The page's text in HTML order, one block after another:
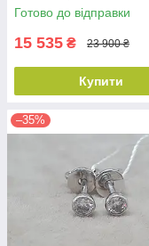
Готово до відправки
15 535 ₴ 23 900 ₴
Купити
–35%